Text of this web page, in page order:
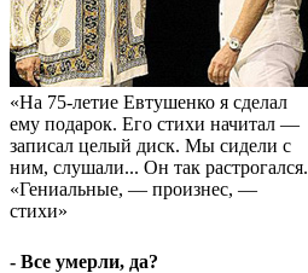
«На 75-летие Евтушенко я сделал
ему подарок. Его стихи начитал —
записал целый диск. Мы сидели с
ним, слушали... Он так растрогался.
«Гениальные, — произнес, —
стихи»
- Все умерли, да?